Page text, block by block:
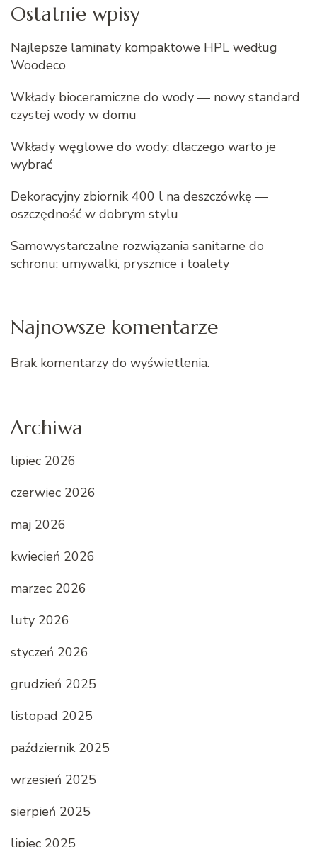
Ostatnie wpisy
Najlepsze laminaty kompaktowe HPL według
Woodeco
Wkłady bioceramiczne do wody — nowy standard
czystej wody w domu
Wkłady węglowe do wody: dlaczego warto je
wybrać
Dekoracyjny zbiornik 400 l na deszczówkę —
oszczędność w dobrym stylu
Samowystarczalne rozwiązania sanitarne do
schronu: umywalki, prysznice i toalety
Najnowsze komentarze
Brak komentarzy do wyświetlenia.
Archiwa
lipiec 2026
czerwiec 2026
maj 2026
kwiecień 2026
marzec 2026
luty 2026
styczeń 2026
grudzień 2025
listopad 2025
październik 2025
wrzesień 2025
sierpień 2025